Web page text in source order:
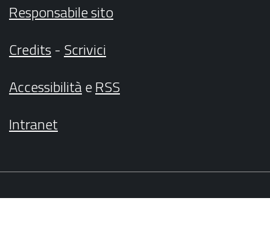
Responsabile sito
Credits- Scrivici
AccessibilitàeRSS
Intranet